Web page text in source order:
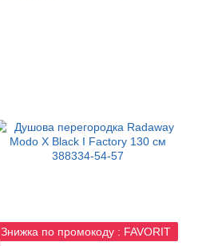
Знижка по промокоду : FAVORIT